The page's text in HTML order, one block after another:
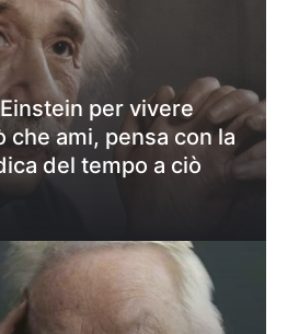
per vivere
che ami, pensa con la
del tempo a ciò